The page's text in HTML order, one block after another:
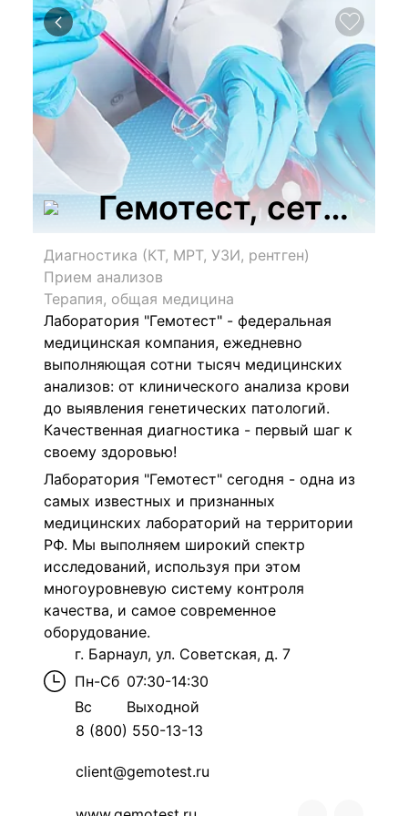
Гемотест, сеть
Диагностика (КТ, МРТ, УЗИ, рентген)
Прием анализов
Терапия, общая медицина
Лаборатория "Гемотест" - федеральная
медицинская компания, ежедневно
выполняющая сотни тысяч медицинских
анализов: от клинического анализа крови
до выявления генетических патологий.
Качественная диагностика - первый шаг к
своему здоровью!
Лаборатория "Гемотест" сегодня - одна из
самых известных и признанных
медицинских лабораторий на территории
РФ. Мы выполняем широкий спектр
исследований, используя при этом
многоуровневую систему контроля
качества, и самое современное
оборудование.
г. Барнаул, ул. Советская, д. 7
Пн-Сб 07:30-14:30
Вс
Выходной
8 (800) 550-13-13
client@gemotest.ru